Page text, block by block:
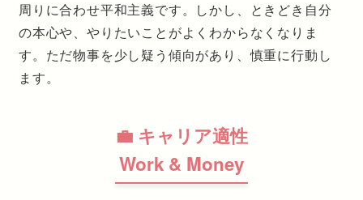
周りに合わせ平和主義です。しかし、ときどき自分
の本心や、やりたいことがよくわからなくなりま
す。ただ物事を少し疑う傾向があり、慎重に行動し
ます。
💼 キャリア適性
Work & Money